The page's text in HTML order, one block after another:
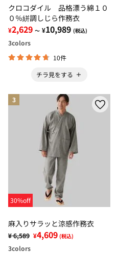
クロコダイル 品格漂う綿１０
０％絣調しじら作務衣
¥2,629 ～ ¥10,989 (税込)
3colors
10件
チラ見をする
3
30%off
麻入りサラッと涼感作務衣
¥ 6,589 ¥4,609 (税込)
3colors